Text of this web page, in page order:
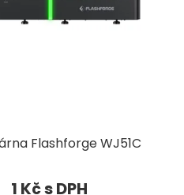
Flashforge WJ51C
1 Kč